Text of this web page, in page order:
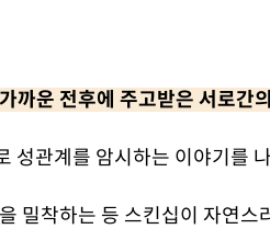
까운 전후에 주고받은 서로간
성관계를 암시하는 이야기를
밀착하는 등 스킨십이 자연스